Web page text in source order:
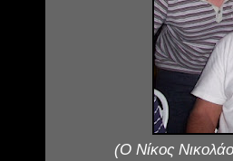
(Ο Νίκος